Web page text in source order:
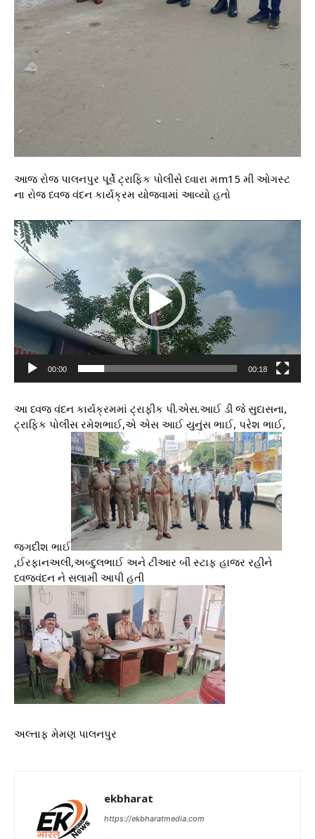
આજ રોજ પાલનપુર પૂર્વે ટ્રાફિક પોલીસે ધ્વારા મm15 મી ઓગસ્ટ
ના રોજ ધ્વજ વંદન કાર્યક્રમ યોજવામાં આવ્યો હતો
V
i
d
P
l
y
r
00:00 00:18
આ ધ્વજ વંદન કાર્યક્રમમાં ટ્રાફીક પી.એસ.આઈ ડી જે સુદાસના,
ટ્રાફિક પોલીસ રમેશભાઈ,એ એસ આઈ યુનુંસ ભાઈ, પરેશ ભાઈ,
જગદીશ ભાઈ
,ઈરફાનઅલી,અબ્દુલભાઈ અને ટીઆર બી સ્ટાફ હાજર રહીને
ધ્વજવંદન ને સલામી આપી હતી
અલ્તાફ મેમણ પાલનપુર
ekbharat
https://ekbharatmedia.com